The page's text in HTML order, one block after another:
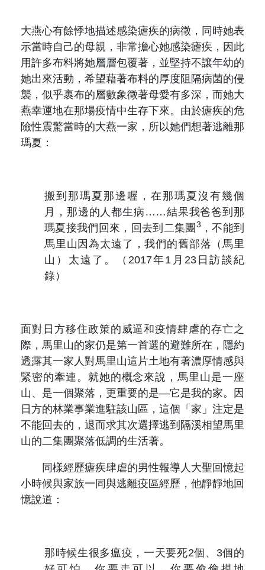
大燕心有餘悸地描述感染瘧疾的病徵，同時她表
示當時自己的母親，非常擔心她感染瘧疾，因此
用許多布料將她層層包覆著，並堅持不讓年幼的
她出來活動，希望藉著布料的厚度阻隔病菌的侵
襲，似乎裹布的層數象徵著母愛有多深，而她大
燕幸運地在那場疫情中生存下來。由於瘧疾的危
險性震驚當時的大燕一家，所以她們想著逃離那
瑪夏：
搬到那瑪夏那邊喔，在那瑪夏沒有幾個
月，那邊的人都生病……結果我爸爸到那
瑪夏接我們回來，回去到二集團 3 ，不能到
馬里山因為太遠了，我們的舊部落（馬里
山）太遠了。（2017年1月23日訪談紀
錄）
面對日方移住政策的威逼和疫情肆虐的存亡之
際，馬里山的家仍是第一首選的避難所在，隱約
透露其一家人對馬里山這片土地有著濃厚情感與
緊密的牽連。就她的概念來說，馬里山是一座
山、是一個聚落，更重要的是—它是我的家。因
日方的林業事業進駐該山區，這個「家」注定是
不能回去的，退而求其次選擇逃到隔溪相望馬里
山的二集團聚落低調的生活著。
同樣經歷瘧疾肆虐的男性報導人大聖回憶起
小時候與家族一同與逃離疫區經歷，他靜靜地回
憶說道：
那時候生很多瘟疫，一天要死2個、3個的